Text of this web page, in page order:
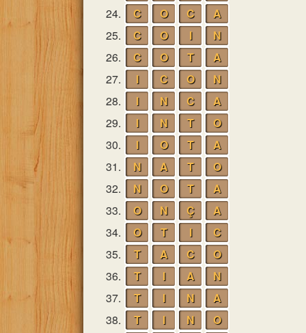
24.
C O C
A
25.
C O I
N
26.
C O T
A
27.
I C O
N
28.
I N C
A
29.
I N T
O
30.
I O T
A
31.
N A T
O
32.
N O T
A
33.
O N Ç
A
34.
O T I
C
35.
T A C
O
36.
T I A
N
37.
T I N
A
38.
T I N
O